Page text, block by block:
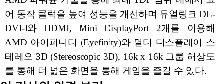
어 동작 클럭을 높여 성능을 개선하며 듀얼링크 DL-
DVI-I와 HDMI, Mini DisplayPort 2개를 이용해
AMD 아이피니티 (Eyefinity)와 멀티 디스플레이 스
테레오 3D (Stereoscopic 3D), 16k x 16k 그룹 해상도
를 통해 더 넓은 화면을 통해 게임을 즐길 수 있다.